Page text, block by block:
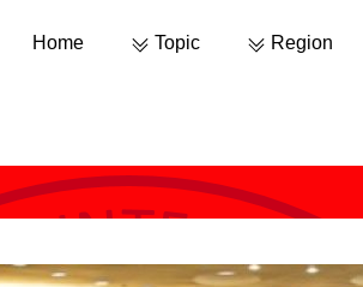
Home Topic Region